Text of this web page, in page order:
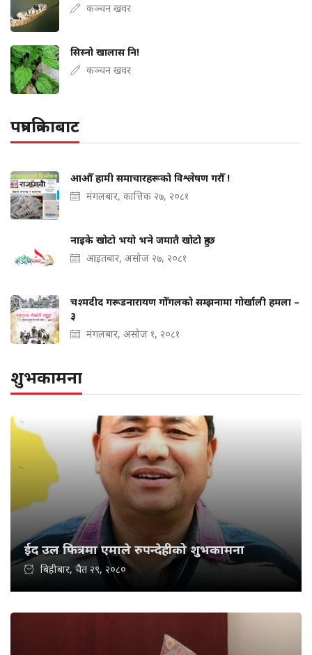
कञ्चन खवर
सिस्नो खालास नि!
कञ्चन खवर
पत्रपत्रिकाबाट
आऔँ हामी समाचारहरूको विश्लेषण गरौँ !
मंगलबार, कात्तिक २७, २०८१
नाइके खोटो भयो भने जमातै खोटो हुन्छ
आइतबार, असोज २७, २०८१
चश्मदीद गरूडनारायण गोँगलको सम्झनामा गोर्खाली हमला –
३
मंगलबार, असोज १, २०८१
शुभकामना
ईद उल फित्रमा एमाले रुपन्देहीको शुभकामना
बिहीबार, चैत २९, २०८०